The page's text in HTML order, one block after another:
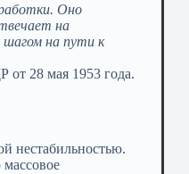
Оно
на
на пути к
от 28 мая 1953 года.
нестабильностью.